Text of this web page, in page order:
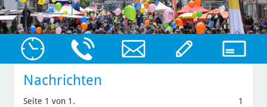
Nachrichten
Seite 1 von 1. 1